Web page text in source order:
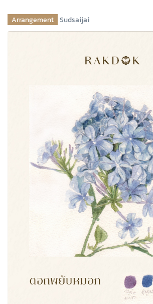
Arrangement Sudsaijai